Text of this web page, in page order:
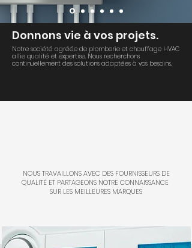
Donnons vie à vos projets.
Notre société agréée de plomberie et chauffage HVAC
allie qualité et expertise. Nous recherchons
continuellement des solutions adaptées à vos besoins.
NOUS TRAVAILLONS AVEC DES FOURNISSEURS DE
QUALITÉ ET PARTAGEONS NOTRE CONNAISSANCE
SUR LES MEILLEURES MARQUES